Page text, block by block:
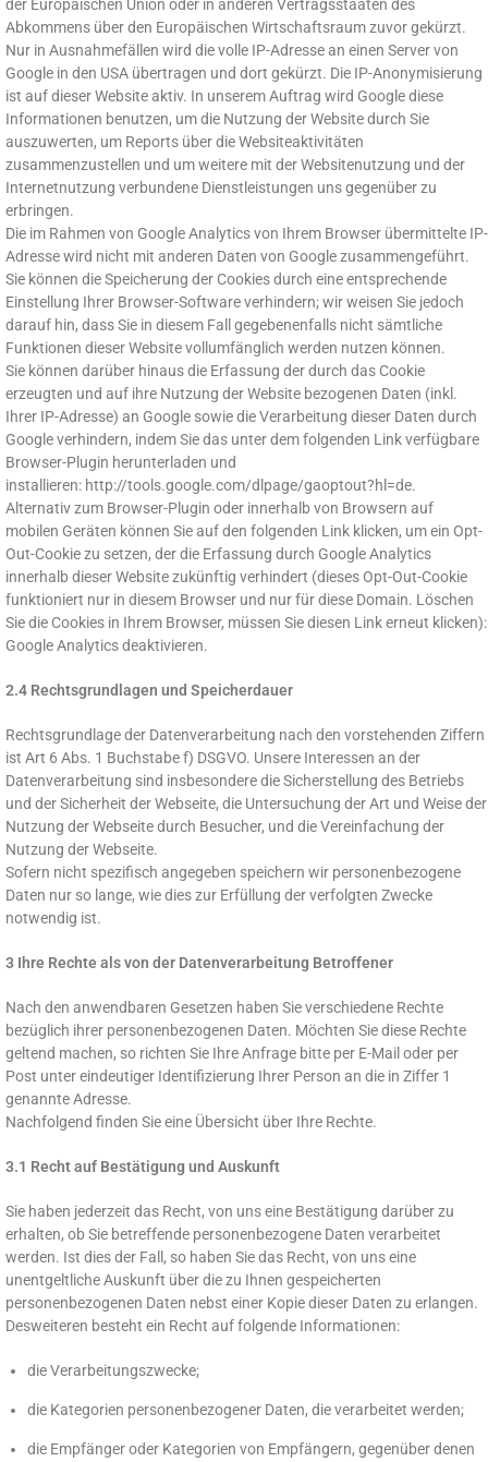
der Europäischen Union oder in anderen Vertragsstaaten des
Abkommens über den Europäischen Wirtschaftsraum zuvor gekürzt.
Nur in Ausnahmefällen wird die volle IP-Adresse an einen Server von
Google in den USA übertragen und dort gekürzt. Die IP-Anonymisierung
ist auf dieser Website aktiv. In unserem Auftrag wird Google diese
Informationen benutzen, um die Nutzung der Website durch Sie
auszuwerten, um Reports über die Websiteaktivitäten
zusammenzustellen und um weitere mit der Websitenutzung und der
Internetnutzung verbundene Dienstleistungen uns gegenüber zu
erbringen.
Die im Rahmen von Google Analytics von Ihrem Browser übermittelte IP-
Adresse wird nicht mit anderen Daten von Google zusammengeführt.
Sie können die Speicherung der Cookies durch eine entsprechende
Einstellung Ihrer Browser-Software verhindern; wir weisen Sie jedoch
darauf hin, dass Sie in diesem Fall gegebenenfalls nicht sämtliche
Funktionen dieser Website vollumfänglich werden nutzen können.
Sie können darüber hinaus die Erfassung der durch das Cookie
erzeugten und auf ihre Nutzung der Website bezogenen Daten (inkl.
Ihrer IP-Adresse) an Google sowie die Verarbeitung dieser Daten durch
Google verhindern, indem Sie das unter dem folgenden Link verfügbare
Browser-Plugin herunterladen und
installieren: http://tools.google.com/dlpage/gaoptout?hl=de.
Alternativ zum Browser-Plugin oder innerhalb von Browsern auf
mobilen Geräten können Sie auf den folgenden Link klicken, um ein Opt-
Out-Cookie zu setzen, der die Erfassung durch Google Analytics
innerhalb dieser Website zukünftig verhindert (dieses Opt-Out-Cookie
funktioniert nur in diesem Browser und nur für diese Domain. Löschen
Sie die Cookies in Ihrem Browser, müssen Sie diesen Link erneut klicken):
Google Analytics deaktivieren.
2.4 Rechtsgrundlagen und Speicherdauer
Rechtsgrundlage der Datenverarbeitung nach den vorstehenden Ziffern
ist Art 6 Abs. 1 Buchstabe f) DSGVO. Unsere Interessen an der
Datenverarbeitung sind insbesondere die Sicherstellung des Betriebs
und der Sicherheit der Webseite, die Untersuchung der Art und Weise der
Nutzung der Webseite durch Besucher, und die Vereinfachung der
Nutzung der Webseite.
Sofern nicht spezifisch angegeben speichern wir personenbezogene
Daten nur so lange, wie dies zur Erfüllung der verfolgten Zwecke
notwendig ist.
3 Ihre Rechte als von der Datenverarbeitung Betroffener
Nach den anwendbaren Gesetzen haben Sie verschiedene Rechte
bezüglich ihrer personenbezogenen Daten. Möchten Sie diese Rechte
geltend machen, so richten Sie Ihre Anfrage bitte per E-Mail oder per
Post unter eindeutiger Identifizierung Ihrer Person an die in Ziffer 1
genannte Adresse.
Nachfolgend finden Sie eine Übersicht über Ihre Rechte.
3.1 Recht auf Bestätigung und Auskunft
Sie haben jederzeit das Recht, von uns eine Bestätigung darüber zu
erhalten, ob Sie betreffende personenbezogene Daten verarbeitet
werden. Ist dies der Fall, so haben Sie das Recht, von uns eine
unentgeltliche Auskunft über die zu Ihnen gespeicherten
personenbezogenen Daten nebst einer Kopie dieser Daten zu erlangen.
Desweiteren besteht ein Recht auf folgende Informationen:
die Verarbeitungszwecke;
die Kategorien personenbezogener Daten, die verarbeitet werden;
die Empfänger oder Kategorien von Empfängern, gegenüber denen